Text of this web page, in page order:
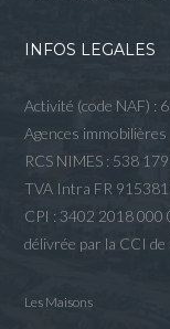
INFOS LEGALES
Activité (code NAF) :
Agences immobilières
RCS NIMES : 538
TVA Intra FR
CPI : 3402 2018 000
délivrée par la CCI de
Les Maisons